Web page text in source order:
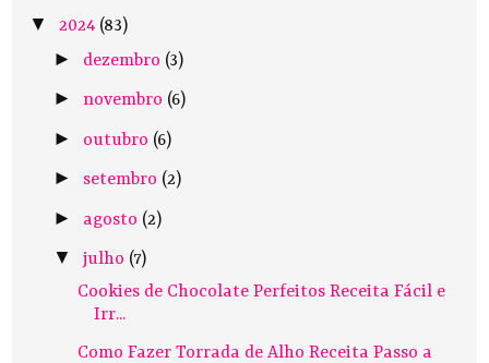
▼ 2024 (83)
► dezembro (3)
► novembro (6)
► outubro (6)
► setembro (2)
► agosto (2)
▼ julho (7)
Cookies de Chocolate Perfeitos Receita Fácil e
Irr...
Como Fazer Torrada de Alho Receita Passo a